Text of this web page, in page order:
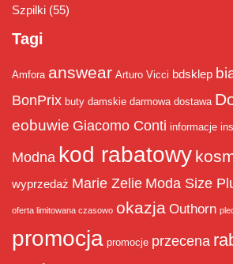
Szpilki (55)
Tagi
Amfora answear Arturo Vicci bdsklep
BonPrix buty damskie darmowa dostawa
eobuwie Giacomo Conti informacje
Modna kod rabatowy
wyprzedaż Marie Zelie Moda Size
oferta limitowana czasowo okazja Outhorn
promocja promocje przecena